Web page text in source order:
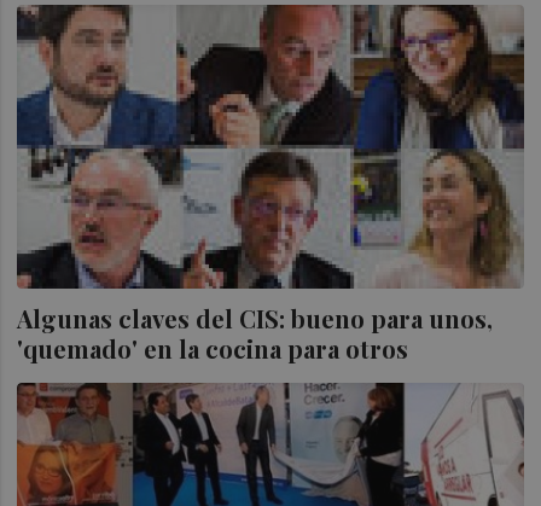
Algunas claves del CIS: bueno para unos,
'quemado' en la cocina para otros